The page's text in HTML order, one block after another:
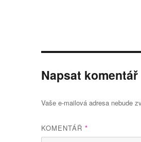
Napsat komentář
Vaše e-mailová adresa nebude
KOMENTÁŘ*